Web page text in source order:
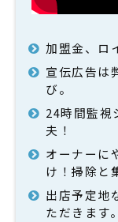
加盟金、ロ
宣伝広告は
び。
24時間監視
夫！
オーナーに
け！掃除と
出店予定地
ただきます。